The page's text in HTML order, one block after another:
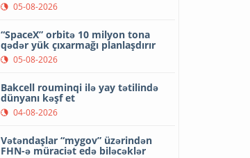
05-08-2026
“SpaceX” orbitə 10 milyon tona
qədər yük çıxarmağı planlaşdırır
05-08-2026
Bakcell rouminqi ilə yay tətilində
dünyanı kəşf et
04-08-2026
Vətəndaşlar “mygov” üzərindən
FHN-ə müraciət edə biləcəklər